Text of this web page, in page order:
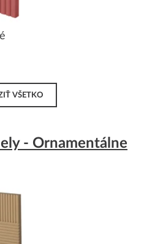
VŠETKO
- Ornamentálne